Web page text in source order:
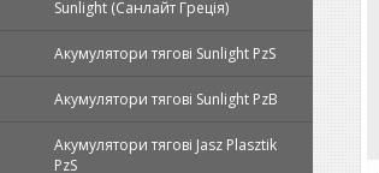
Sunlight (Санлайт Греція)
Акумулятори тягові Sunlight PzS
Акумулятори тягові Sunlight PzB
Акумулятори тягові Jasz Plasztik
PzS